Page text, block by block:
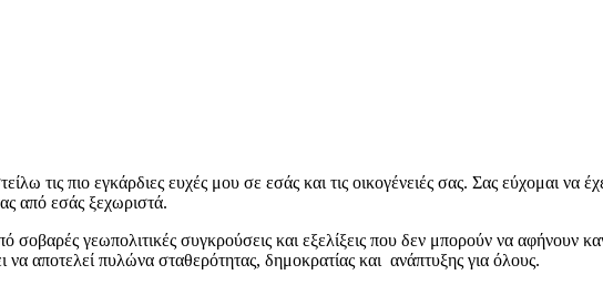
τις πιο εγκάρδιες ευχές μου σε εσάς και τις οικογένειές σας. Σας εύχομαι
από εσάς ξεχωριστά.
γεωπολιτικές συγκρούσεις και εξελίξεις που δεν μπορούν να αφήνουν
αποτελεί πυλώνα σταθερότητας, δημοκρατίας και ανάπτυξης για όλους.